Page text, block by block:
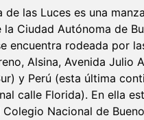
de las Luces es una
la Ciudad Autónoma de
encuentra rodeada por
Alsina, Avenida Julio
y Perú (esta última
calle Florida). En ella
Nacional de